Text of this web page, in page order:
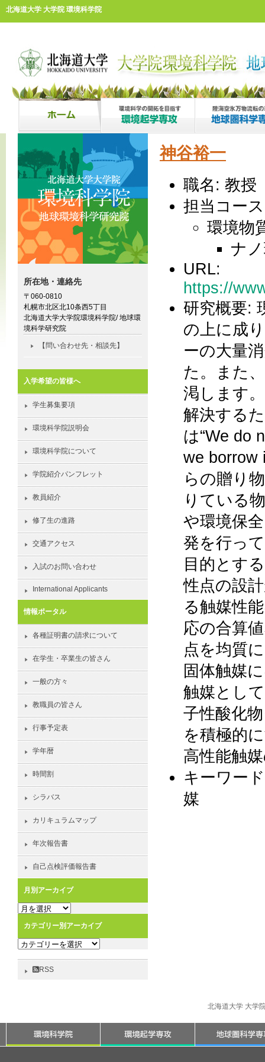
北海道大学 大学院 環境科学院
神谷裕一
職名: 教授
担当コー
環境物
ナ
URL:
https://
研究概要:
の上に成
ーの大量
た。また
渇します
解決する
は“We do
we borrow
らの贈り
りている
や環境保
発を行っ
目的とす
性点の設
る触媒性
応の合算
点を均質
固体触媒
触媒とし
子性酸化
を積極的
高性能触
キーワー
媒
所在地・連絡先
〒060-0810
札幌市北区北10条西5丁目
北海道大学大学院環境科学院/ 地球環
境科学研究院
【問い合わせ先・相談先】
入学希望の皆様へ
学生募集要項
環境科学院説明会
環境科学院について
学院紹介パンフレット
教員紹介
修了生の進路
交通アクセス
入試のお問い合わせ
International Applicants
情報ポータル
各種証明書の請求について
在学生・卒業生の皆さん
一般の方々
教職員の皆さん
行事予定表
学年暦
時間割
シラバス
カリキュラムマップ
年次報告書
自己点検評価報告書
月別アーカイブ
月
ー
カ
イ
カテゴリー別アーカイブ
カ
ゴ
カ
RSS
北海道大学 大学